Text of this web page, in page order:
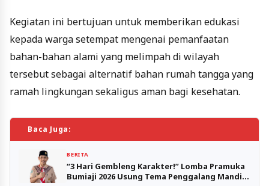
Kegiatan ini bertujuan untuk memberikan edukasi
kepada warga setempat mengenai pemanfaatan
bahan-bahan alami yang melimpah di wilayah
tersebut sebagai alternatif bahan rumah tangga yang
ramah lingkungan sekaligus aman bagi kesehatan.
Baca Juga:
BERITA
“3 Hari Gembleng Karakter!” Lomba Pramuka
Bumiaji 2026 Usung Tema Penggalang Mandiri